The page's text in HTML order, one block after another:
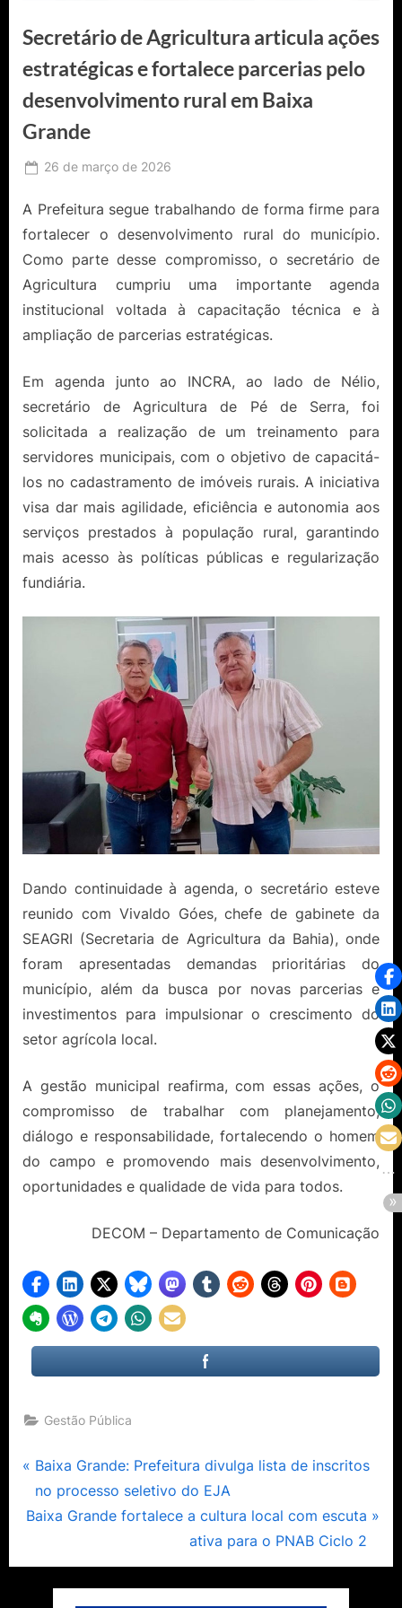
Secretário de Agricultura articula ações
estratégicas e fortalece parcerias pelo
desenvolvimento rural em Baixa
Grande
Posted
26 de março de 2026
Catureba
A Prefeitura segue trabalhando de forma firme para
fortalecer o desenvolvimento rural do município.
Como parte desse compromisso, o secretário de
Agricultura cumpriu uma importante agenda
institucional voltada à capacitação técnica e à
ampliação de parcerias estratégicas.
Em agenda junto ao INCRA, ao lado de Nélio,
secretário de Agricultura de Pé de Serra, foi
solicitada a realização de um treinamento para
servidores municipais, com o objetivo de capacitá-
los no cadastramento de imóveis rurais. A iniciativa
visa dar mais agilidade, eficiência e autonomia aos
serviços prestados à população rural, garantindo
mais acesso às políticas públicas e regularização
fundiária.
Dando continuidade à agenda, o secretário esteve
reunido com Vivaldo Góes, chefe de gabinete da
SEAGRI (Secretaria de Agricultura da Bahia), onde
foram apresentadas demandas prioritárias do
município, além da busca por novas parcerias e
investimentos para impulsionar o crescimento do
setor agrícola local.
A gestão municipal reafirma, com essas ações, o
compromisso de trabalhar com planejamento,
diálogo e responsabilidade, fortalecendo o homem
do campo e promovendo mais desenvolvimento,
oportunidades e qualidade de vida para todos.
DECOM – Departamento de Comunicação
Gestão Pública
Navegação
de
P
r
e
i
Baixa Grande: Prefeitura divulga lista de inscritos
no processo seletivo do EJA
N
x
Baixa Grande fortalece a cultura local com escuta
ativa para o PNAB Ciclo 2